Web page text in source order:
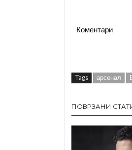
Коментари
Tags арсенал
ПОВРЗАНИ